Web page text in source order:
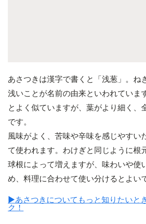
あさつきは漢字で書くと「浅葱」。ね
浅いことが名前の由来といわれていま
とよく似ていますが、葉がより細く、
です。
風味がよく、苦味や辛味を感じやすい
て使われます。わけぎと同じように根
球根によって増えますが、味わいや使
め、料理に合わせて使い分けるとよい
▶あさつきについてもっと知りたいと
ク！